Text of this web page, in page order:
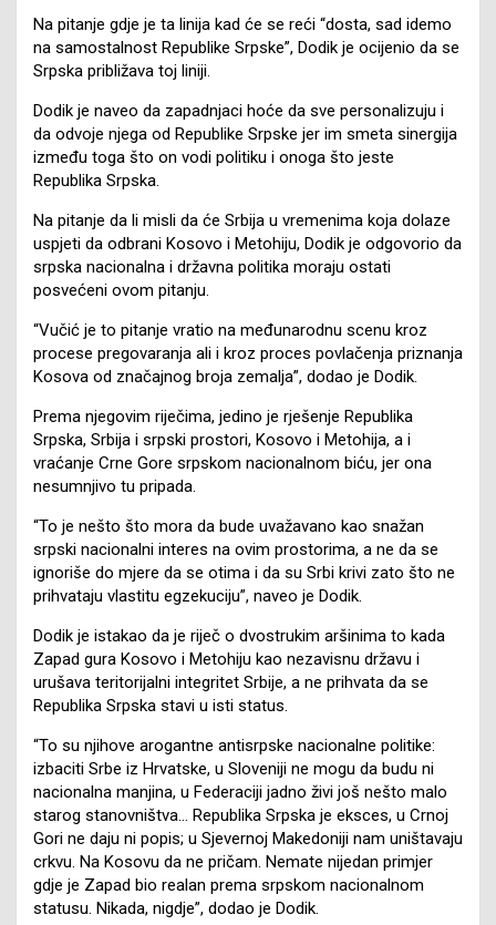
Na pitanje gdje je ta linija kad će se reći “dosta, sad idemo
na samostalnost Republike Srpske”, Dodik je ocijenio da se
Srpska približava toj liniji.
Dodik je naveo da zapadnjaci hoće da sve personalizuju i
da odvoje njega od Republike Srpske jer im smeta sinergija
između toga što on vodi politiku i onoga što jeste
Republika Srpska.
Na pitanje da li misli da će Srbija u vremenima koja dolaze
uspjeti da odbrani Kosovo i Metohiju, Dodik je odgovorio da
srpska nacionalna i državna politika moraju ostati
posvećeni ovom pitanju.
“Vučić je to pitanje vratio na međunarodnu scenu kroz
procese pregovaranja ali i kroz proces povlačenja priznanja
Kosova od značajnog broja zemalja”, dodao je Dodik.
Prema njegovim riječima, jedino je rješenje Republika
Srpska, Srbija i srpski prostori, Kosovo i Metohija, a i
vraćanje Crne Gore srpskom nacionalnom biću, jer ona
nesumnjivo tu pripada.
“To je nešto što mora da bude uvažavano kao snažan
srpski nacionalni interes na ovim prostorima, a ne da se
ignoriše do mjere da se otima i da su Srbi krivi zato što ne
prihvataju vlastitu egzekuciju”, naveo je Dodik.
Dodik je istakao da je riječ o dvostrukim aršinima to kada
Zapad gura Kosovo i Metohiju kao nezavisnu državu i
urušava teritorijalni integritet Srbije, a ne prihvata da se
Republika Srpska stavi u isti status.
“To su njihove arogantne antisrpske nacionalne politike:
izbaciti Srbe iz Hrvatske, u Sloveniji ne mogu da budu ni
nacionalna manjina, u Federaciji jadno živi još nešto malo
starog stanovništva… Republika Srpska je eksces, u Crnoj
Gori ne daju ni popis; u Sjevernoj Makedoniji nam uništavaju
crkvu. Na Kosovu da ne pričam. Nemate nijedan primjer
gdje je Zapad bio realan prema srpskom nacionalnom
statusu. Nikada, nigdje”, dodao je Dodik.